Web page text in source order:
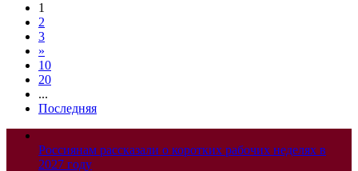
1
2
3
»
10
20
...
Последняя
Россиянам рассказали о коротких рабочих неделях в
2027 году